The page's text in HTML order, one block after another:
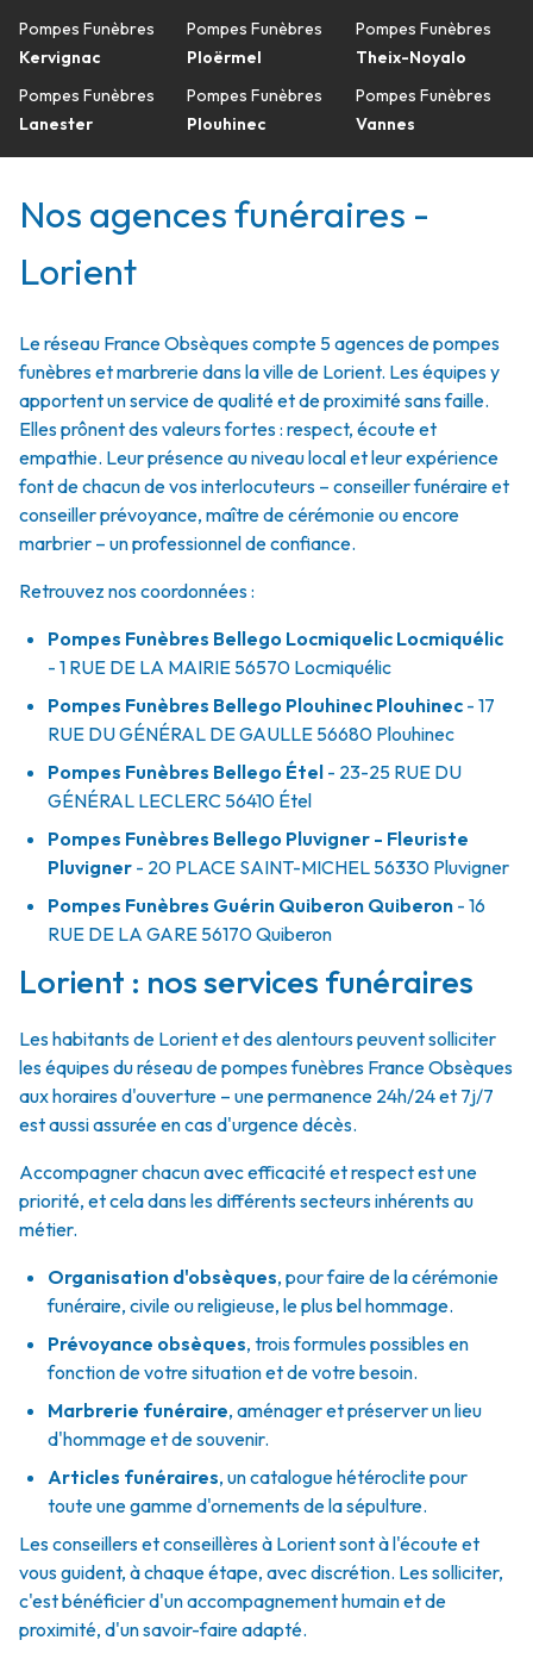
Pompes Funèbres
Kervignac
Pompes Funèbres
Lanester
Pompes Funèbres
Ploërmel
Pompes Funèbres
Plouhinec
Pompes Funèbres
Theix-Noyalo
Pompes Funèbres
Vannes
Nos agences funéraires -
Lorient
Le réseau France Obsèques compte 5 agences de pompes
funèbres et marbrerie dans la ville de Lorient. Les équipes y
apportent un service de qualité et de proximité sans faille.
Elles prônent des valeurs fortes : respect, écoute et
empathie. Leur présence au niveau local et leur expérience
font de chacun de vos interlocuteurs – conseiller funéraire et
conseiller prévoyance, maître de cérémonie ou encore
marbrier – un professionnel de confiance.
Retrouvez nos coordonnées :
Pompes Funèbres Bellego Locmiquelic Locmiquélic
- 1 RUE DE LA MAIRIE 56570 Locmiquélic
Pompes Funèbres Bellego Plouhinec Plouhinec - 17
RUE DU GÉNÉRAL DE GAULLE 56680 Plouhinec
Pompes Funèbres Bellego Étel - 23-25 RUE DU
GÉNÉRAL LECLERC 56410 Étel
Pompes Funèbres Bellego Pluvigner - Fleuriste
Pluvigner - 20 PLACE SAINT-MICHEL 56330 Pluvigner
Pompes Funèbres Guérin Quiberon Quiberon - 16
RUE DE LA GARE 56170Quiberon
Lorient : nos services funéraires
Les habitants de Lorient et des alentours peuvent solliciter
les équipes du réseau de pompes funèbres France Obsèques
aux horaires d'ouverture – une permanence 24h/24 et 7j/7
est aussi assurée en cas d'urgence décès.
Accompagner chacun avec efficacité et respect est une
priorité, et cela dans les différents secteurs inhérents au
métier.
Organisation d'obsèques, pour faire de la cérémonie
funéraire, civile ou religieuse, le plus bel hommage.
Prévoyance obsèques, trois formules possibles en
fonction de votre situation et de votre besoin.
Marbrerie funéraire, aménager et préserver un lieu
d'hommage et de souvenir.
Articles funéraires, un catalogue hétéroclite pour
toute une gamme d'ornements de la sépulture.
Les conseillers et conseillères à Lorient sont à l'écoute et
vous guident, à chaque étape, avec discrétion. Les solliciter,
c'est bénéficier d'un accompagnement humain et de
proximité, d'un savoir-faire adapté.